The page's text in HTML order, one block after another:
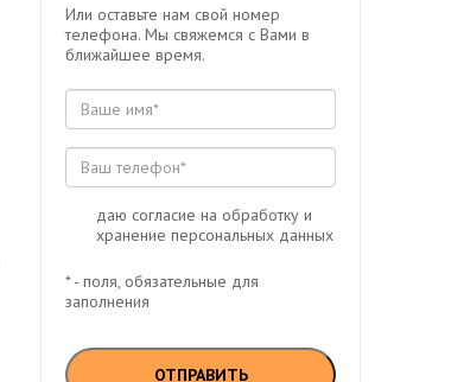
Или оставьте нам свой номер
телефона. Мы свяжемся с Вами в
ближайшее время.
даю согласие на обработку и
хранение персональных данных
* - поля, обязательные для
заполнения